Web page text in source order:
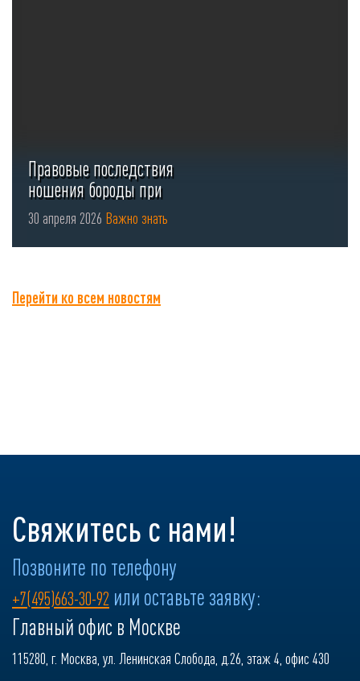
Правовые последствия
ношения бороды при
использовании СИЗ органов
...
30 апреля 2026 Важно знать
Перейти ко всем новостям
Свяжитесь с нами!
Позвоните по телефону
+7(495)663-30-92 или оставьте заявку:
Главный офис в Москве
115280, г. Москва, ул. Ленинская Слобода, д.26, этаж 4, офис 430